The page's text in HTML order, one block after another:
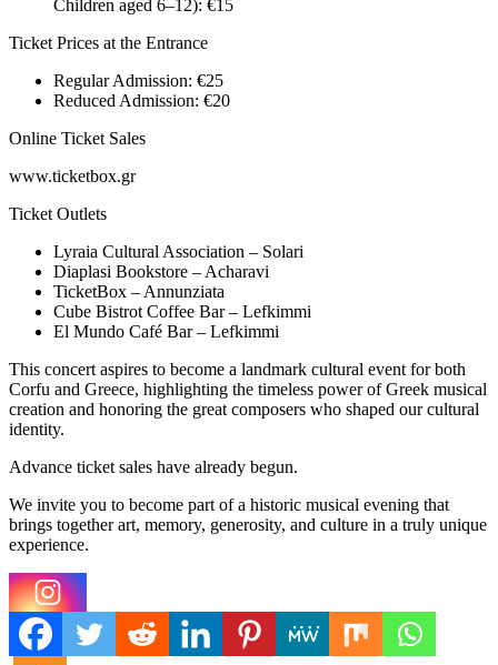
Children aged 6–12): €15
Ticket Prices at the Entrance
Regular Admission: €25
Reduced Admission: €20
Online Ticket Sales
www.ticketbox.gr
Ticket Outlets
Lyraia Cultural Association – Solari
Diaplasi Bookstore – Acharavi
TicketBox – Annunziata
Cube Bistrot Coffee Bar – Lefkimmi
El Mundo Café Bar – Lefkimmi
This concert aspires to become a landmark cultural event for both
Corfu and Greece, highlighting the timeless power of Greek musical
creation and honoring the great composers who shaped our cultural
identity.
Advance ticket sales have already begun.
We invite you to become part of a historic musical evening that
brings together art, memory, generosity, and culture in a truly unique
experience.